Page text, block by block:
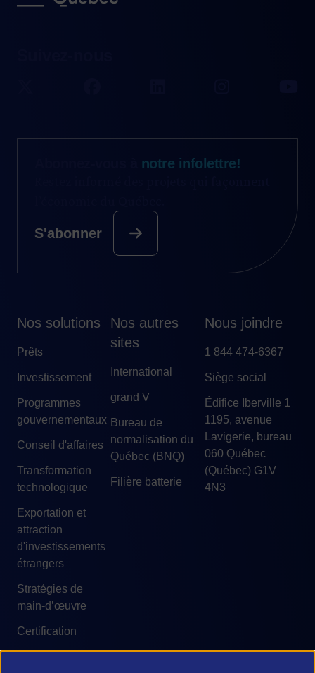
Nos solutions
Prêts
Investissement
Programmes
gouvernementaux
Conseil d'affaires
Transformation
technologique
Exportation et
attraction
d'investissements
étrangers
Stratégies de
main-d’œuvre
Certification
Nos autres
sites
International
grand V
Bureau de
normalisation du
Québec (BNQ)
Filière batterie
Nous joindre
1 844 474-6367
Siège social
Édifice Iberville 1
1195, avenue
Lavigerie, bureau
060 Québec
(Québec) G1V
4N3
notre infolettre!
S'abonner